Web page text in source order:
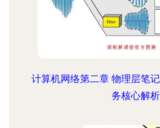
计算机网络第二章 物理层笔
务核心解析